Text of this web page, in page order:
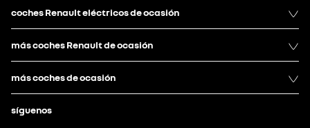
coches Renault eléctricos de ocasión
más coches Renault de ocasión
más coches de ocasión
síguenos